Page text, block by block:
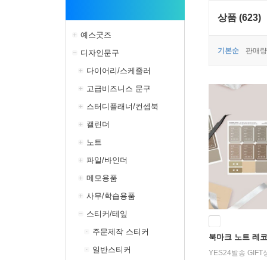
예스굿즈
디자인문구
다이어리/스케줄러
고급비즈니스 문구
스터디플래너/컨셉북
캘린더
노트
파일/바인더
메모용품
사무/학습용품
스티커/테잎
주문제작 스티커
일반스티커
상품 (623)
기본순 판매
북마크 노트 레
YES24발송 GIFT